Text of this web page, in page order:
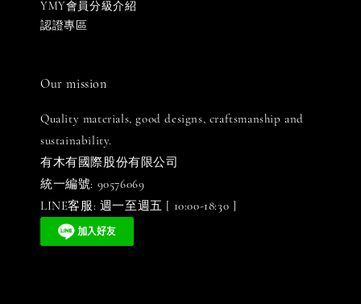
YMY會員分級介紹
認證專區
Our mission
Quality materials, good designs, craftsmanship and
sustainability.
有木有國際股份有限公司
統一編號: 90576069
LINE客服: 週一至週五 [ 10:00-18:30 ]